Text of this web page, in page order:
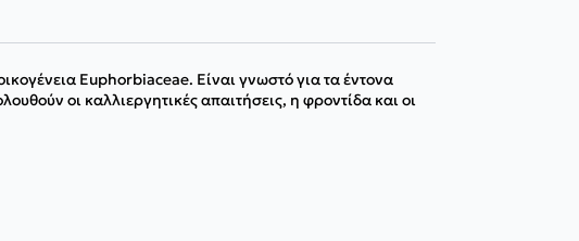
Euphorbiaceae. Είναι γνωστό για τα έντονα
οι καλλιεργητικές απαιτήσεις, η φροντίδα και οι